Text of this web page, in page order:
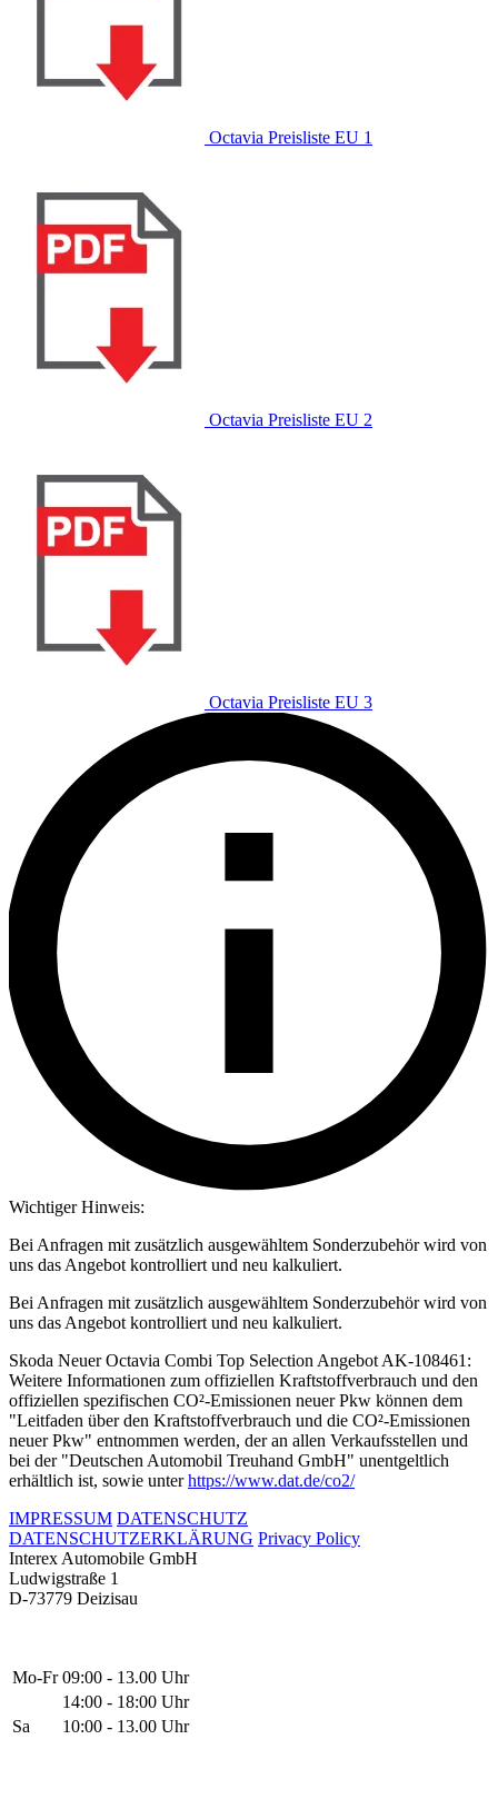
Octavia Preisliste EU 1
Octavia Preisliste EU 2
Octavia Preisliste EU 3
Wichtiger Hinweis:
Bei Anfragen mit zusätzlich ausgewähltem Sonderzubehör wird von
uns das Angebot kontrolliert und neu kalkuliert.
Bei Anfragen mit zusätzlich ausgewähltem Sonderzubehör wird von
uns das Angebot kontrolliert und neu kalkuliert.
Skoda Neuer Octavia Combi Top Selection Angebot AK-108461:
Weitere Informationen zum offiziellen Kraftstoffverbrauch und den
offiziellen spezifischen CO²-Emissionen neuer Pkw können dem
"Leitfaden über den Kraftstoffverbrauch und die CO²-Emissionen
neuer Pkw" entnommen werden, der an allen Verkaufsstellen und
bei der "Deutschen Automobil Treuhand GmbH" unentgeltlich
erhältlich ist, sowie unterhttps://www.dat.de/co2/
IMPRESSUM DATENSCHUTZ
DATENSCHUTZERKLÄRUNG Privacy Policy
Interex Automobile GmbH
Ludwigstraße 1
D-73779 Deizisau
Mo-Fr 09:00 - 13.00 Uhr
14:00 - 18:00 Uhr
Sa
10:00 - 13.00 Uhr